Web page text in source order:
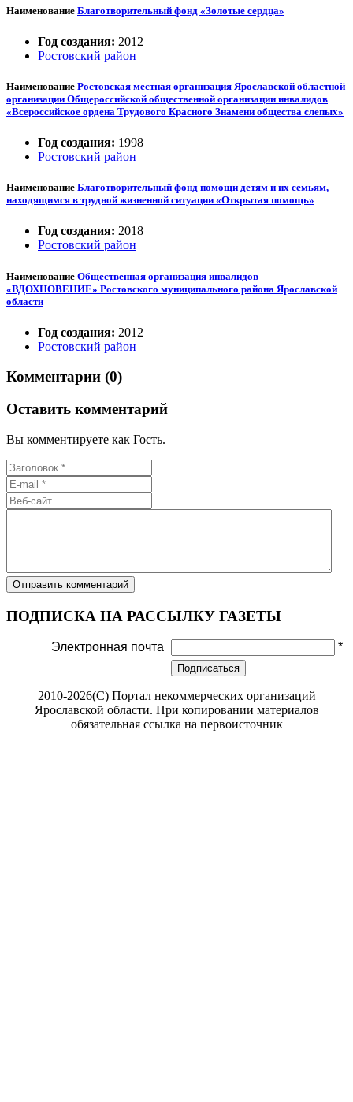
Наименование Благотворительный фонд «Золотые сердца»
Год создания: 2012
Ростовский район
Наименование Ростовская местная организация Ярославской областной
организации Общероссийской общественной организации инвалидов
«Всероссийское ордена Трудового Красного Знамени общества слепых»
Год создания: 1998
Ростовский район
Наименование Благотворительный фонд помощи детям и их семьям,
находящимся в трудной жизненной ситуации «Открытая помощь»
Год создания: 2018
Ростовский район
Наименование Общественная организация инвалидов
«ВДОХНОВЕНИЕ» Ростовского муниципального района Ярославской
области
Год создания: 2012
Ростовский район
Комментарии (0)
Оставить комментарий
Вы комментируете как Гость.
ПОДПИСКА НА РАССЫЛКУ ГАЗЕТЫ
Электронная почта *
Подписаться
2010-2026(С) Портал некоммерческих организаций
Ярославской области. При копировании материалов
обязательная ссылка на первоисточник